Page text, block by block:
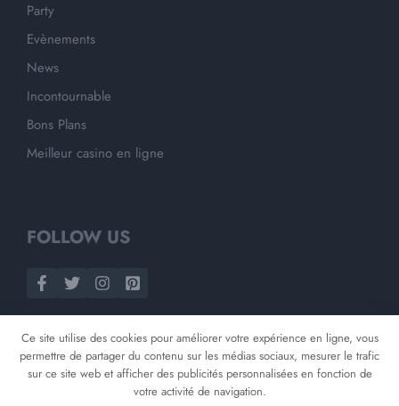
Party
Evènements
News
Incontournable
Bons Plans
Meilleur casino en ligne
FOLLOW US
Ce site utilise des cookies pour améliorer votre expérience en ligne, vous
permettre de partager du contenu sur les médias sociaux, mesurer le trafic
sur ce site web et afficher des publicités personnalisées en fonction de
votre activité de navigation.